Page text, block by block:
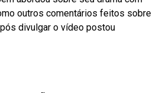
outros comentários feitos sobre
divulgar o vídeo postou